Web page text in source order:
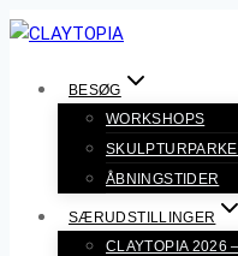
Fortsæt
BESØG
WORKSHOPS
ÅBNINGSTIDER
SÆRUDSTILLINGER
CLAYTOPIA 2026